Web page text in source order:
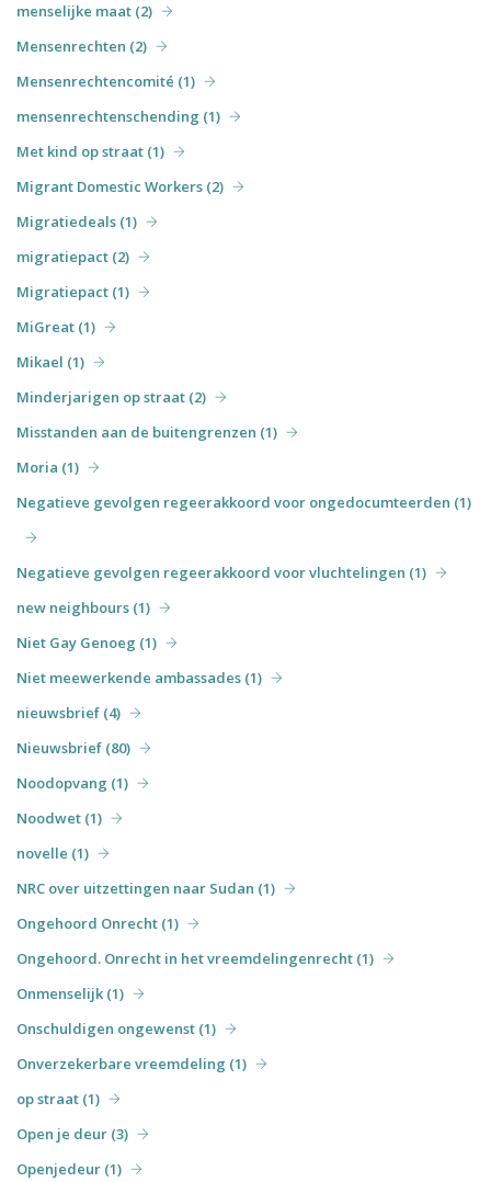
menselijke maat (2)
Mensenrechten (2)
Mensenrechtencomité (1)
mensenrechtenschending (1)
Met kind op straat (1)
Migrant Domestic Workers (2)
Migratiedeals (1)
migratiepact (2)
Migratiepact (1)
MiGreat (1)
Mikael (1)
Minderjarigen op straat (2)
Misstanden aan de buitengrenzen (1)
Moria (1)
Negatieve gevolgen regeerakkoord voor ongedocumteerden (1)
Negatieve gevolgen regeerakkoord voor vluchtelingen (1)
new neighbours (1)
Niet Gay Genoeg (1)
Niet meewerkende ambassades (1)
nieuwsbrief (4)
Nieuwsbrief (80)
Noodopvang (1)
Noodwet (1)
novelle (1)
NRC over uitzettingen naar Sudan (1)
Ongehoord Onrecht (1)
Ongehoord. Onrecht in het vreemdelingenrecht (1)
Onmenselijk (1)
Onschuldigen ongewenst (1)
Onverzekerbare vreemdeling (1)
op straat (1)
Open je deur (3)
Openjedeur (1)